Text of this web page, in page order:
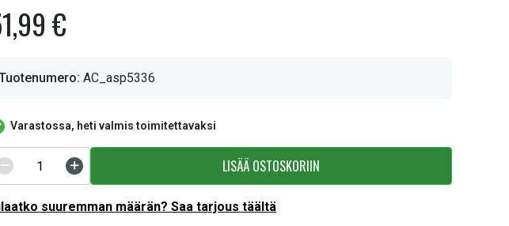
€
AC_asp5336
Varastossa, heti valmis toimitettavaksi
LISÄÄ OSTOSKORIIN
suuremman määrän? Saa tarjous täältä